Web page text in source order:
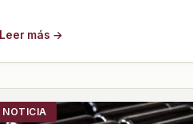
Leer más →
NOTICIA